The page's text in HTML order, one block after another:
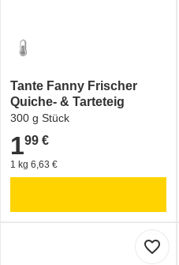
Tante Fanny Frischer
Quiche- & Tarteteig
300 g Stück
1,99 €
199 €
1 kg 6,63 €
favorite_border